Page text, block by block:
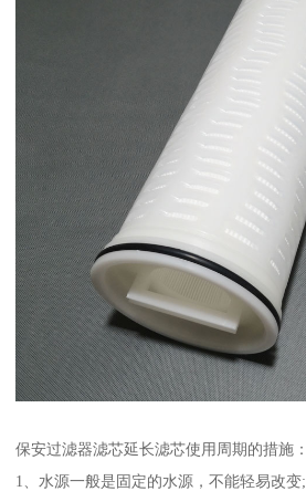
保安过滤器滤芯延长滤芯使用周期的措施：
1、水源一般是固定的水源，不能轻易改变;